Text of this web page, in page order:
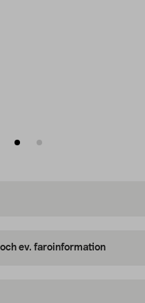
ev. faroinformation